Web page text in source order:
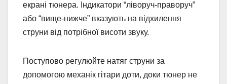
екрані тюнера. Індикатори “ліворуч-праворуч”
або “вище-нижче” вказують на відхилення
струни від потрібної висоти звуку.
Поступово регулюйте натяг струни за
допомогою механік гітари доти, доки тюнер не